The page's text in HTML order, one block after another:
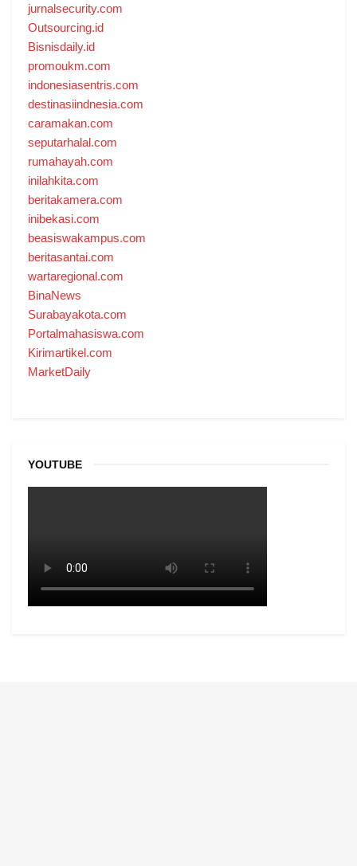
jurnalsecurity.com
Outsourcing.id
Bisnisdaily.id
promoukm.com
indonesiasentris.com
destinasiindnesia.com
caramakan.com
seputarhalal.com
rumahayah.com
inilahkita.com
beritakamera.com
inibekasi.com
beasiswakampus.com
beritasantai.com
wartaregional.com
BinaNews
Surabayakota.com
Portalmahasiswa.com
Kirimartikel.com
MarketDaily
YOUTUBE